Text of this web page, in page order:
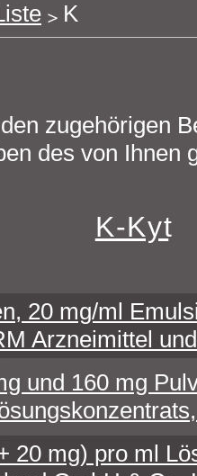
K
zugehörigen
des von Ihnen
K - K y t
20 mg/ml
Arzneimittel
und 160 mg
20 mg) pro ml